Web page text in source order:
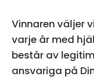
Vinnaren väljer
varje år med
består av
ansvariga på